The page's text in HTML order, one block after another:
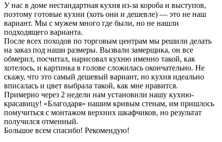
У нас в доме нестандартная кухня из-за короба и выступов,
поэтому готовые кухни (хоть они и дешевле) — это не наш
вариант. Мы с мужем много где были, но не нашли
подходящего варианта.
После всех походов по торговым центрам мы решили делать
на заказ под наши размеры. Вызвали замерщика, он все
обмерил, посчитал, нарисовал кухню именно такой, как
хотелось, и картинка в голове сложилась окончательно. Не
скажу, что это самый дешевый вариант, но кухня идеально
вписалась и цвет выбрала такой, как мне нравится.
Примерно через 2 недели нам установили нашу кухню-
красавицу! «Благодаря» нашим кривым стенам, им пришлось
помучиться с монтажом верхних шкафчиков, но результат
получился отменный.
Большое всем спасибо! Рекомендую!